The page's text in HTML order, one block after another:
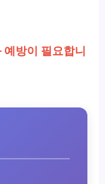
예방이 필요합니